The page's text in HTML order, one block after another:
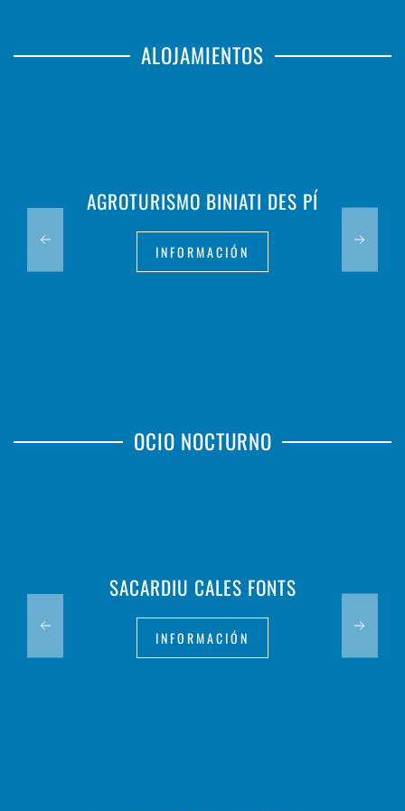
ALOJAMIENTOS
AGROTURISMO BINIATI DES PÍ
INFORMACIÓN
OCIO NOCTURNO
SACARDIU CALES FONTS
INFORMACIÓN